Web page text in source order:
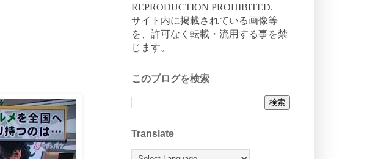
REPRODUCTION PROHIBITED.
サイト内に掲載されている画像等
を、許可なく転載・流用する事を禁
じます。
このブログを検索
Translate